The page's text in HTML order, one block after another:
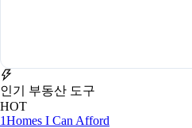
인기 부동산 도구
HOT
1Homes I Can Afford